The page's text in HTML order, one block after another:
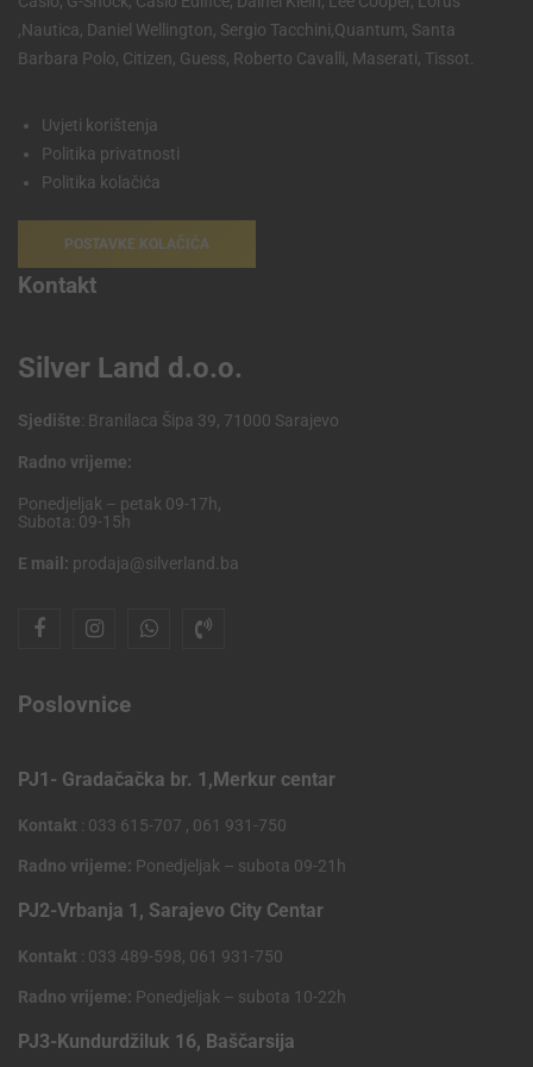
,Nautica, Daniel Wellington, Sergio Tacchini,Quantum, Santa
Barbara Polo, Citizen, Guess, Roberto Cavalli, Maserati, Tissot.
Uvjeti korištenja
Politika privatnosti
Politika kolačića
POSTAVKE KOLAČIĆA
Kontakt
Silver Land d.o.o.
Sjedište: Branilaca Šipa 39, 71000 Sarajevo
Radno vrijeme:
Ponedjeljak – petak 09-17h,
Subota: 09-15h
E mail: prodaja@silverland.ba
Poslovnice
PJ1- Gradačačka br. 1,Merkur centar
Kontakt : 033 615-707 , 061 931-750
Radno vrijeme: Ponedjeljak – subota 09-21h
PJ2-Vrbanja 1, Sarajevo City Centar
Kontakt : 033 489-598, 061 931-750
Radno vrijeme: Ponedjeljak – subota 10-22h
PJ3-Kundurdžiluk 16, Baščarsija